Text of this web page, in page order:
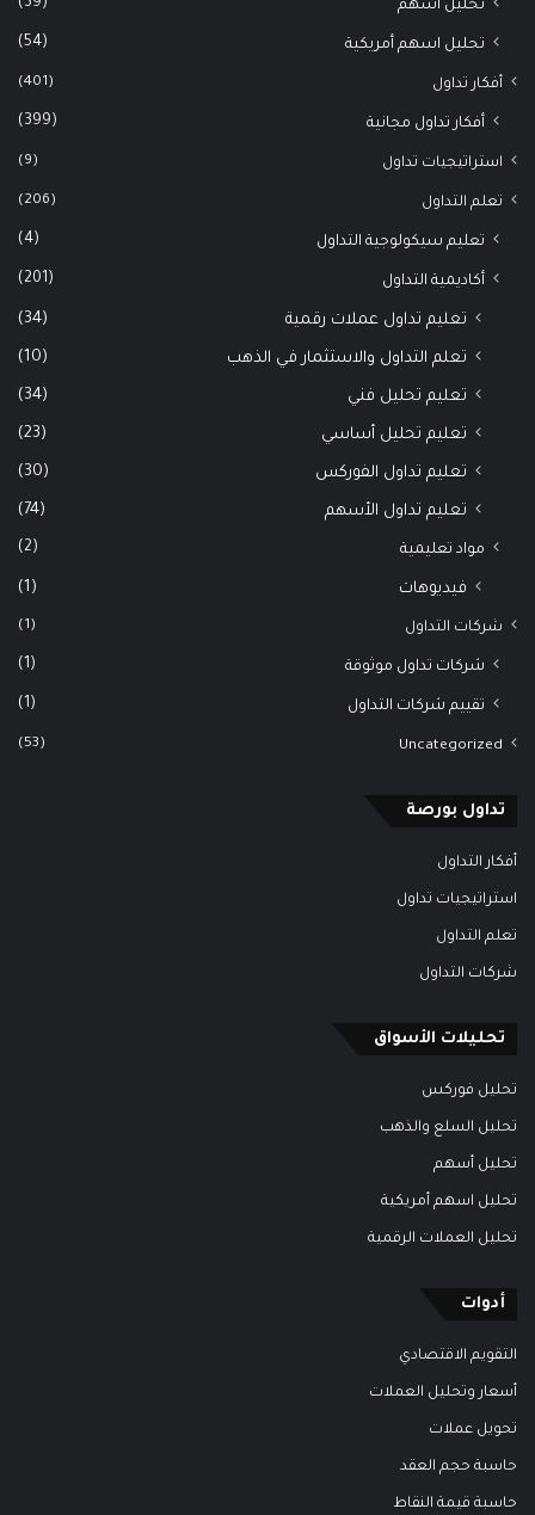
تحليل أسهم (39)
تحليل اسهم أمريكية (54)
أفكار تداول (401)
أفكار تداول مجانية (399)
استراتيجيات تداول (9)
تعلم التداول (206)
تعليم سيكولوجية التداول (4)
أكاديمية التداول (201)
تعليم تداول عملات رقمية (34)
تعلم التداول والاستثمار في الذهب (10)
تعليم تحليل فني (34)
تعليم تحليل أساسي (23)
تعليم تداول الفوركس (30)
تعليم تداول الأسهم (74)
مواد تعليمية (2)
فيديوهات (1)
شركات التداول (1)
شركات تداول موثوقة (1)
تقييم شركات التداول (1)
Uncategorized
(53)
تداول بورصة
أفكار التداول
استراتيجيات تداول
تعلم التداول
شركات التداول
تحليلات الأسواق
تحليل فوركس
تحليل السلع والذهب
تحليل أسهم
تحليل اسهم أمريكية
تحليل العملات الرقمية
أدوات
التقويم الاقتصادي
أسعار وتحليل العملات
تحويل عملات
حاسبة حجم العقد
حاسبة قيمة النقاط